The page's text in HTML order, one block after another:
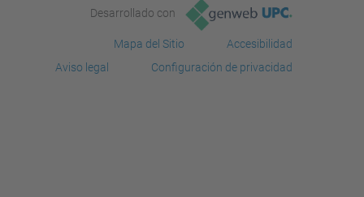
Desarrollado con
Mapa del Sitio
Accesibilidad
Aviso legal
Configuración de privacidad